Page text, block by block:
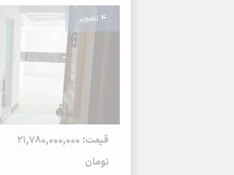
4 تصویر
قیمت: 21,780,000,000
تومان